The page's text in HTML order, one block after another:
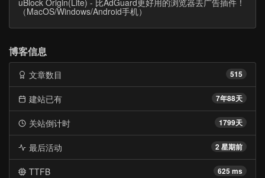
uBlock Origin(Lite) - 比AdGuard更好用的浏览器去广告插件！
（MacOS/Windows/Android手机）
博客信息
515
文章数目
7年88天
建站已有
1799天
关站倒计时
2 星期前
最后活动
625 ms
TTFB